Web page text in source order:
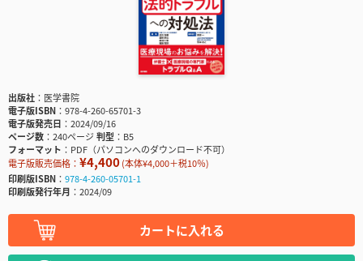
出版社
医学書院
電子版ISBN
978-4-260-65701-3
電子版発売日
2024/09/16
ページ数
240ページ判型
B5
フォーマット
PDF（パソコンへのダウンロード不可）
電子版販売価格： ¥4,400(本体¥4,000＋税10％)
印刷版ISBN
978-4-260-05701-1
印刷版発行年月
2024/09
カートに入れる